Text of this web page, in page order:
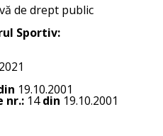
de drept public
Sportiv:
19.10.2001
nr.: 14din 19.10.2001